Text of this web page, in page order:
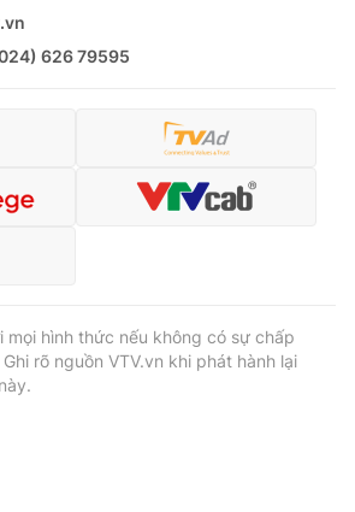
626 79595
mọi hình thức nếu không có sự chấp
rõ nguồn VTV.vn khi phát hành lại